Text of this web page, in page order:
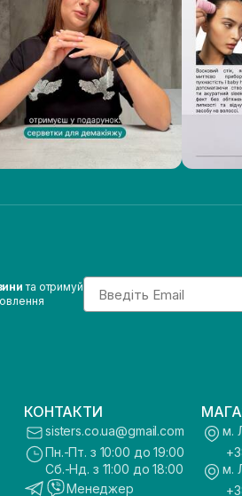
та отримуйEmail
КОНТАКТИ
sisters.co.ua@gmail.com
Пн.-Пт. з 10:00 до 19:00
Сб.-Нд. з 11:00 до 18:00
Менеджер
м.
м.